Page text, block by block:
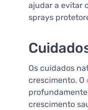
ajudar a evitar
sprays
Os cuidados
crescimento. O
profundamente
crescimento